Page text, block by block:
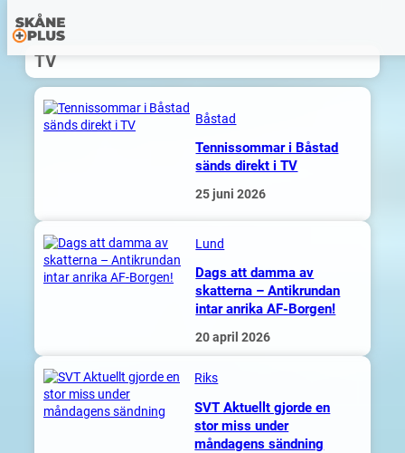
Hoppa
innehåll
TV
Båstad
Tennissommar i Båstad
sänds direkt i TV
25 juni 2026
Lund
Dags att damma av
skatterna – Antikrundan
intar anrika AF-Borgen!
20 april 2026
Riks
SVT Aktuellt gjorde en
stor miss under
måndagens sändning